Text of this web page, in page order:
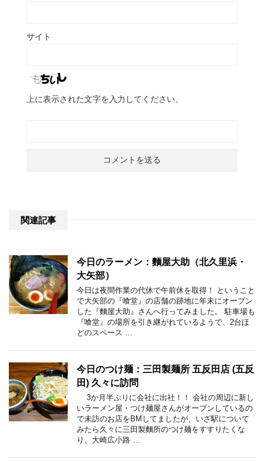
サイト
上に表示された文字を入力してください。
関連記事
今日のラーメン：麵屋大助（北久里浜・
大矢部）
今日は夜間作業の代休で午前休を取得！ ということ
で大矢部の『喰堂』の店舗の跡地に年末にオープン
した『麵屋大助』さんへ行ってみました。 駐車場も
『喰堂』の場所を引き継がれているようで、2台ほ
どのスペース …
今日のつけ麺：三田製麺所 五反田店 (五反
田) 久々に訪問
3か月半ぶりに会社に出社！！ 会社の周辺に新し
いラーメン屋・つけ麺屋さんがオープンしているの
で未訪のお店をBMしてましたが、いざ駅について
みたら久々に三田製麵所のつけ麺をすすりたくな
り、大崎広小路 …